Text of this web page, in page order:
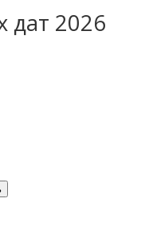
дат 2026